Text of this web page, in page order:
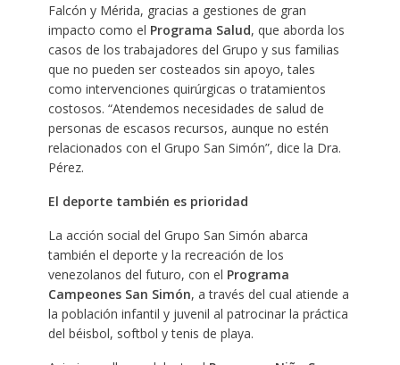
Falcón y Mérida, gracias a gestiones de gran
impacto como el Programa Salud, que aborda los
casos de los trabajadores del Grupo y sus familias
que no pueden ser costeados sin apoyo, tales
como intervenciones quirúrgicas o tratamientos
costosos. “Atendemos necesidades de salud de
personas de escasos recursos, aunque no estén
relacionados con el Grupo San Simón”, dice la Dra.
Pérez.
El deporte también es prioridad
La acción social del Grupo San Simón abarca
también el deporte y la recreación de los
venezolanos del futuro, con el Programa
Campeones San Simón, a través del cual atiende a
la población infantil y juvenil al patrocinar la práctica
del béisbol, softbol y tenis de playa.